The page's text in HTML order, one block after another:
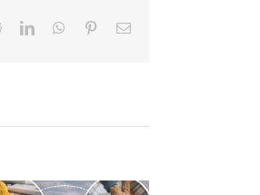
RedditLinkedInWhatsApp
PinterestCorreo